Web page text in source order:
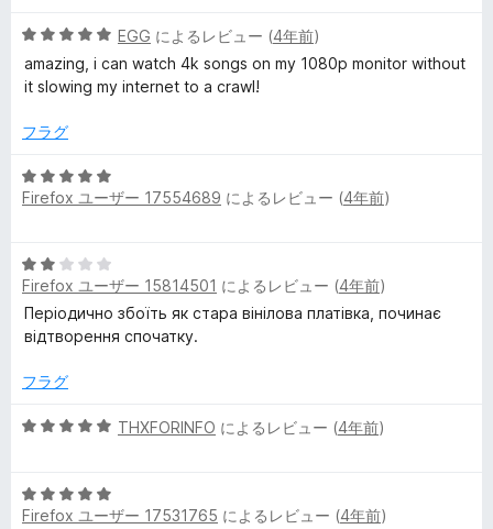
レ
ビ
ュ
ー
5
段
階
5
評
価
EGG によるレビュー (4年前)
amazing, i can watch 4k songs on my 1080p monitor without
it slowing my internet to a crawl!
フラグ
5
段
5
の
評
価
Firefox ユーザー 17554689 によるレビュー (4年前)
5
段
階
中
の
価
Firefox ユーザー 15814501 によるレビュー (4年前)
Періодично збоїть як стара вінілова платівка, починає
відтворення спочатку.
フラグ
5
中
5
THXFORINFO によるレビュー (4年前)
5
段
Firefox ユーザー 17531765 によるレビュー (4年前)